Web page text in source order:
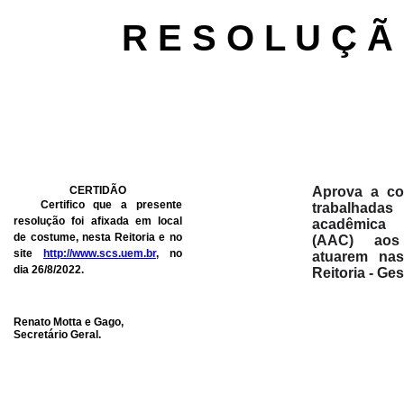
R E S O L U Ç Ã
CERTIDÃO
Certifico que a presente
resolução foi afixada em local
de costume, nesta Reitoria e no
site
http://www.scs.uem.br, no
dia ­­­­­26/8/2022.
Renato Motta e Gago,
Secretário Geral.
Aprova a
(AAC)
atuarem
Reitoria -